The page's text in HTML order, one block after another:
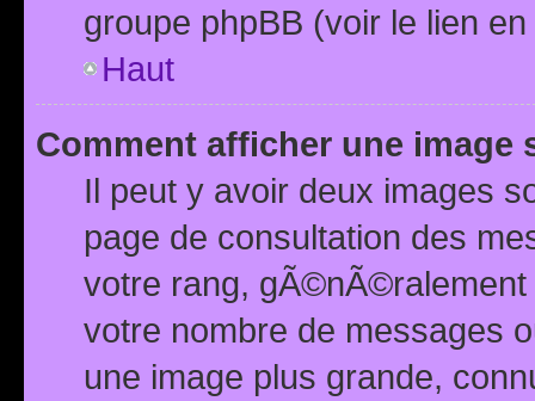
groupe phpBB (voir le lien
Haut
Comment afficher une image
Il peut y avoir deux images
page de consultation des
votre rang,
votre nombre de messages
une image plus grande,